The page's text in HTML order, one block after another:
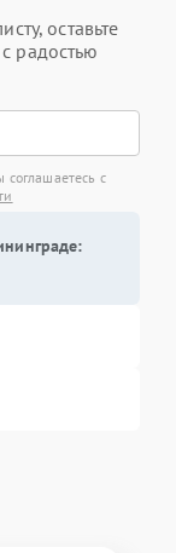
оставьте
радостью
соглашаетесь с